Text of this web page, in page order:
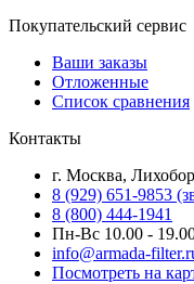
Покупательский сервис
Ваши заказы
Отложенные
Список сравнения
Контакты
г. Москва,
8 (929) 651-9853
8 (800) 444-1941
Пн-Вс 10.00 -
info@armada-
Посмотреть на